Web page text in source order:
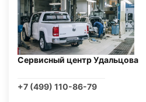
Сервисный центр Удальцова
+7 (499) 110-86-79